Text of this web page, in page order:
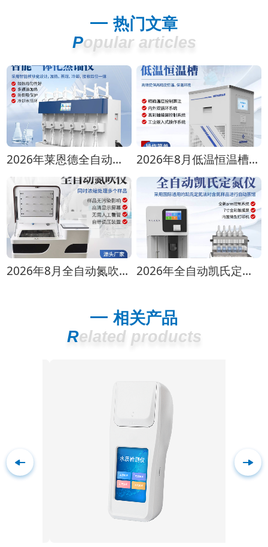
热门文章
Popular articles
2026年莱恩德全自动蒸馏仪全型号对比选购指南 2026年8月低温恒温槽选购攻略 全生命周期成本对比
2026年8月全自动氮吹仪选购指南：各行业适配方案推荐 2026年全自动凯氏定氮仪选购指南 实验室选型全攻略
相关产品
Related products